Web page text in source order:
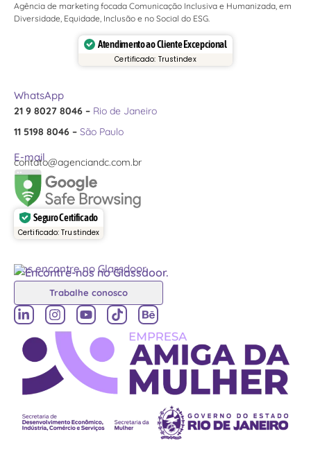
Agência de marketing focada Comunicação Inclusiva e Humanizada, em
Diversidade, Equidade, Inclusão e no Social do ESG.
Atendimento ao Cliente Excepcional
Certificado: Trustindex
WhatsApp
21 9 8027 8046 – Rio de Janeiro
11 5198 8046 – São Paulo
E-mail
contato@agenciandc.com.br
Seguro Certificado
Certificado: Trustindex
Nos encontre no Glassdoor
Trabalhe conosco